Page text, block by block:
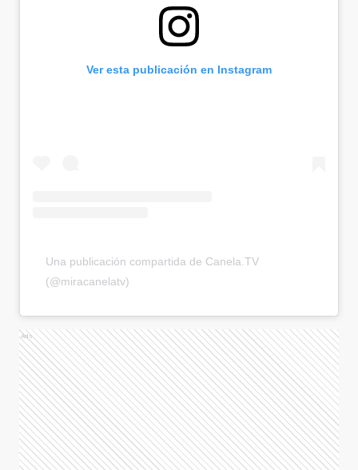
Ver esta publicación en Instagram
Una publicación compartida de Canela.TV
(@miracanelatv)
Ads